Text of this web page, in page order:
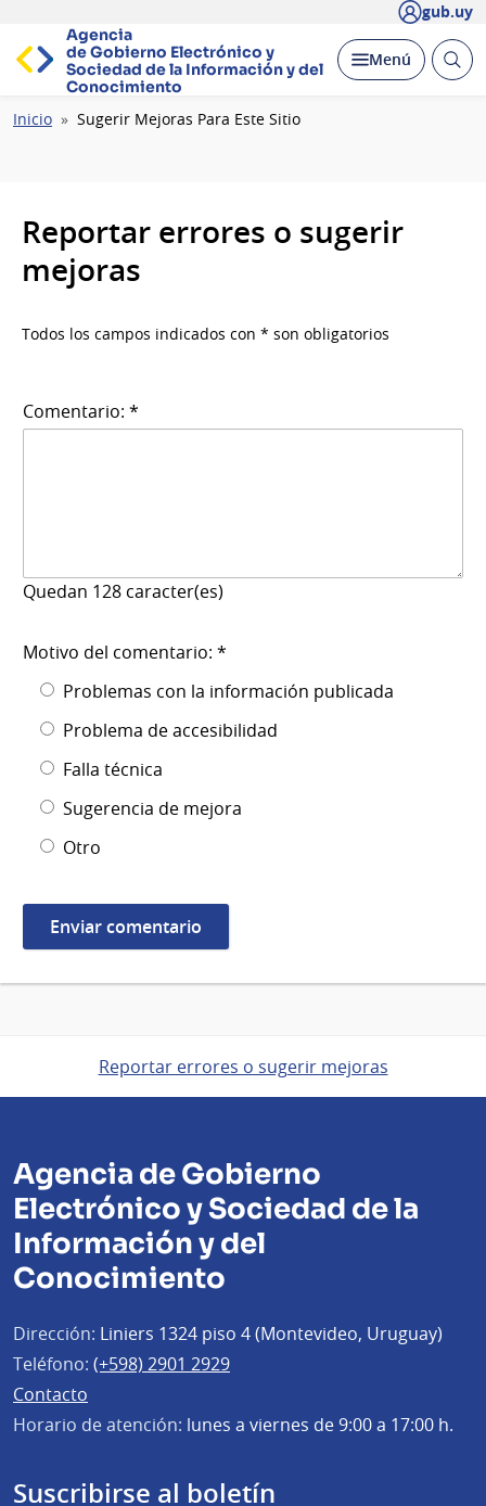
gub.uy
Agencia
de Gobierno Electrónico y
Sociedad de la Información y del
Conocimiento
Desplegar
Menú Abrir
Ruta
Inicio Sugerir Mejoras Para Este Sitio
Reportar errores o sugerir
mejoras
Todos los campos indicados con * son obligatorios
Comentario: *
Quedan 128 caracter(es)
Motivo del comentario: *
Problemas con la información publicada
Problema de accesibilidad
Falla técnica
Sugerencia de mejora
Otro
Reportar errores o sugerir mejoras
Agencia de Gobierno
Electrónico y Sociedad de la
Información y del
Conocimiento
Dirección: Liniers 1324 piso 4 (Montevideo, Uruguay)
Teléfono: (+598) 2901 2929
Contacto
Horario de atención: lunes a viernes de 9:00 a 17:00 h.
Suscribirse al boletín